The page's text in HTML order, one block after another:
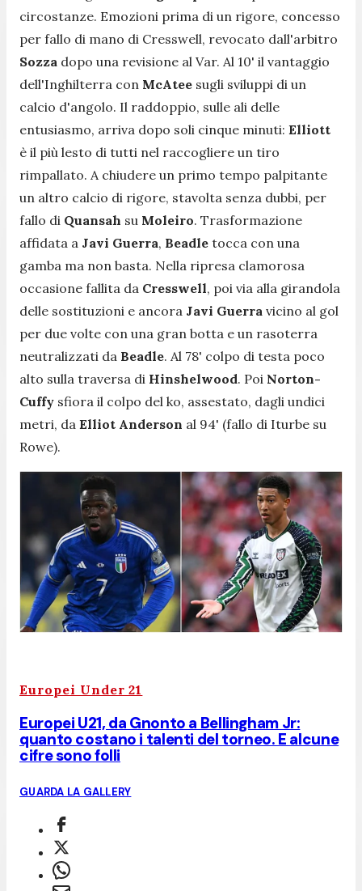
circostanze. Emozioni prima di un rigore, concesso
per fallo di mano di Cresswell, revocato dall'arbitro
Sozza dopo una revisione al Var. Al 10' il vantaggio
dell'Inghilterra con McAtee sugli sviluppi di un
calcio d'angolo. Il raddoppio, sulle ali delle
entusiasmo, arriva dopo soli cinque minuti: Elliott
è il più lesto di tutti nel raccogliere un tiro
rimpallato. A chiudere un primo tempo palpitante
un altro calcio di rigore, stavolta senza dubbi, per
fallo di Quansah su Moleiro. Trasformazione
affidata a Javi Guerra, Beadle tocca con una
gamba ma non basta. Nella ripresa clamorosa
occasione fallita da Cresswell, poi via alla girandola
delle sostituzioni e ancora Javi Guerra vicino al gol
per due volte con una gran botta e un rasoterra
neutralizzati da Beadle. Al 78' colpo di testa poco
alto sulla traversa di Hinshelwood. Poi Norton-
Cuffy sfiora il colpo del ko, assestato, dagli undici
metri, da Elliot Anderson al 94' (fallo di Iturbe su
Rowe).
Europei Under 21
Europei U21, da Gnonto a Bellingham Jr:
quanto costano i talenti del torneo. E alcune
cifre sono folli
GUARDA LA GALLERY